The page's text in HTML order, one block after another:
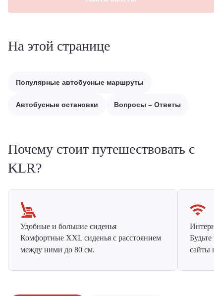
На этой странице
Популярные автобусные маршруты
Автобусные остановки Вопросы – Ответы
Почему стоит путешествовать с
KLR?
Удобные и большие сиденья
Комфортные XXL сиденья с расстоянием
между ними до 80 см.
Будьте
сайты на